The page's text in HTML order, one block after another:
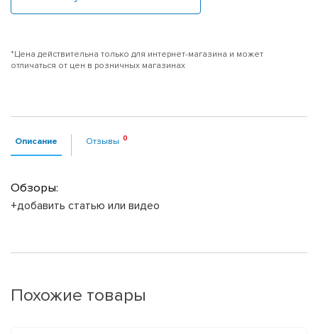
*Цена действительна только для интернет-магазина и может
отличаться от цен в розничных магазинах
Описание Отзывы
Обзоры:
+добавить статью или видео
Похожие товары